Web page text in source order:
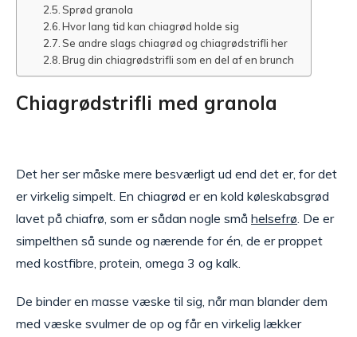
Sprød granola
Hvor lang tid kan chiagrød holde sig
Se andre slags chiagrød og chiagrødstrifli her
Brug din chiagrødstrifli som en del af en brunch
Chiagrødstrifli med granola
Det her ser måske mere besværligt ud end det er, for det
er virkelig simpelt. En chiagrød er en kold køleskabsgrød
lavet på chiafrø, som er sådan nogle små helsefrø. De er
simpelthen så sunde og nærende for én, de er proppet
med kostfibre, protein, omega 3 og kalk.
De binder en masse væske til sig, når man blander dem
med væske svulmer de op og får en virkelig lækker